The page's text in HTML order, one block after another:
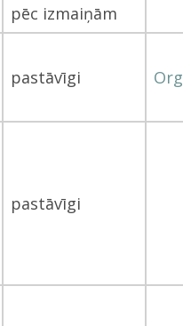
pēc izmaiņām
pastāvīgi
pastāvīgi